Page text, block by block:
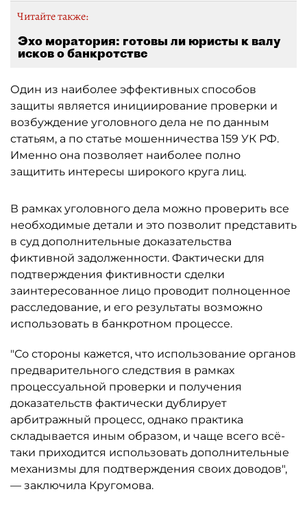
Читайте также:
Эхо моратория: готовы ли юристы к валу
исков о банкротстве
Один из наиболее эффективных способов
защиты является инициирование проверки и
возбуждение уголовного дела не по данным
статьям, а по статье мошенничества 159 УК РФ.
Именно она позволяет наиболее полно
защитить интересы широкого круга лиц.
В рамках уголовного дела можно проверить все
необходимые детали и это позволит представить
в суд дополнительные доказательства
фиктивной задолженности. Фактически для
подтверждения фиктивности сделки
заинтересованное лицо проводит полноценное
расследование, и его результаты возможно
использовать в банкротном процессе.
"Со стороны кажется, что использование органов
предварительного следствия в рамках
процессуальной проверки и получения
доказательств фактически дублирует
арбитражный процесс, однако практика
складывается иным образом, и чаще всего всё-
таки приходится использовать дополнительные
механизмы для подтверждения своих доводов",
— заключила Кругомова.